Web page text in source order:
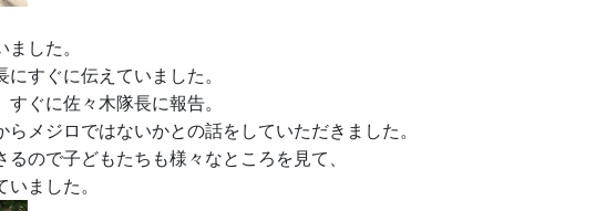
した。
すぐに伝えていました。
ぐに佐々木隊長に報告。
メジロではないかとの話をしていただきました。
ので子どもたちも様々なところを見て、
ました。